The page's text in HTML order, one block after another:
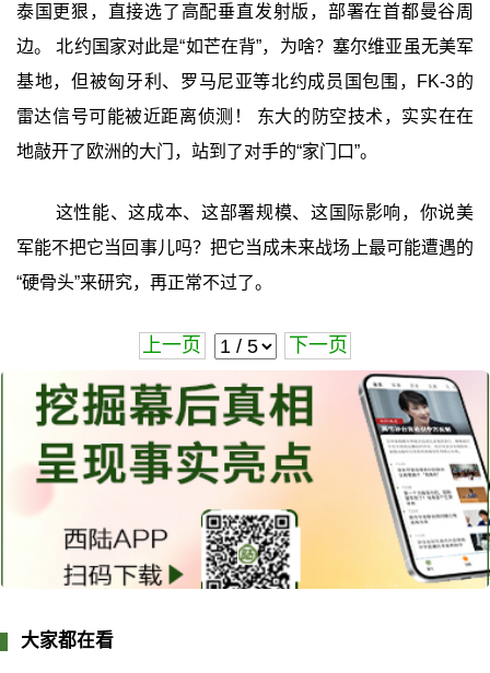
泰国更狠，直接选了高配垂直发射版，部署在首都曼谷周
边。 北约国家对此是“如芒在背”，为啥？塞尔维亚虽无美军
基地，但被匈牙利、罗马尼亚等北约成员国包围，FK-3的
雷达信号可能被近距离侦测！ 东大的防空技术，实实在在
地敲开了欧洲的大门，站到了对手的“家门口”。
这性能、这成本、这部署规模、这国际影响，你说美
军能不把它当回事儿吗？把它当成未来战场上最可能遭遇的
“硬骨头”来研究，再正常不过了。
上一页 下一页
大家都在看